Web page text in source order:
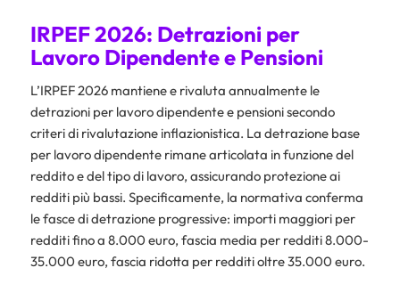
IRPEF 2026: Detrazioni per
Lavoro Dipendente e Pensioni
L’IRPEF 2026 mantiene e rivaluta annualmente le
detrazioni per lavoro dipendente e pensioni secondo
criteri di rivalutazione inflazionistica. La detrazione base
per lavoro dipendente rimane articolata in funzione del
reddito e del tipo di lavoro, assicurando protezione ai
redditi più bassi. Specificamente, la normativa conferma
le fasce di detrazione progressive: importi maggiori per
redditi fino a 8.000 euro, fascia media per redditi 8.000-
35.000 euro, fascia ridotta per redditi oltre 35.000 euro.